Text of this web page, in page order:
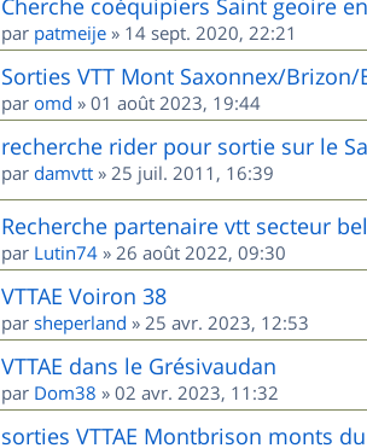
Cherche coéquipiers Saint geoire
par patmeije » 14 sept. 2020, 22:21
Sorties VTT Mont Saxonnex/
par omd » 01 août 2023, 19:44
recherche rider pour sortie sur le
par damvtt » 25 juil. 2011, 16:39
Recherche partenaire vtt secteur
par Lutin74 » 26 août 2022, 09:30
VTTAE Voiron 38
par sheperland » 25 avr. 2023, 12:53
VTTAE dans le Grésivaudan
par Dom38 » 02 avr. 2023, 11:32
sorties VTTAE Montbrison monts du